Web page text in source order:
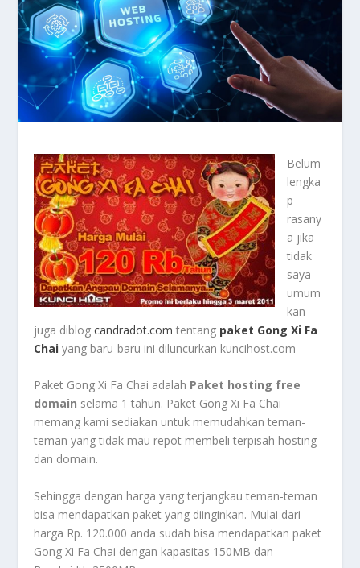
Belum
lengka
p
rasany
a jika
tidak
saya
umum
kan
juga diblogcandradot.comtentang paket Gong Xi Fa
Chai yang baru-baru ini diluncurkan kuncihost.com
Paket Gong Xi Fa Chai adalah Paket hosting free
domain selama 1 tahun. Paket Gong Xi Fa Chai
memang kami sediakan untuk memudahkan teman-
teman yang tidak mau repot membeli terpisah hosting
dan domain.
Sehingga dengan harga yang terjangkau teman-teman
bisa mendapatkan paket yang diinginkan. Mulai dari
harga Rp. 120.000 anda sudah bisa mendapatkan paket
Gong Xi Fa Chai dengan kapasitas 150MB dan